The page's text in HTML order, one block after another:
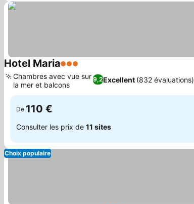
Hotel Maria3 Étoiles
9,2Excellent (832 évaluations)
Chambres avec vue sur
la mer et balcons
De 110 €
Consulter les prix de 11 sites
Choix populaire